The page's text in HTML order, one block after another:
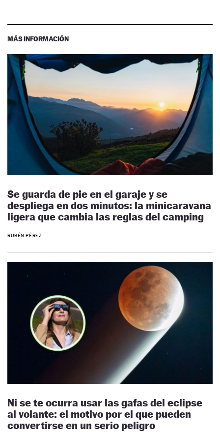
MÁS INFORMACIÓN
Se guarda de pie en el garaje y se
despliega en dos minutos: la minicaravana
ligera que cambia las reglas del camping
RUBÉN PÉREZ
Ni se te ocurra usar las gafas del eclipse
al volante: el motivo por el que pueden
convertirse en un serio peligro